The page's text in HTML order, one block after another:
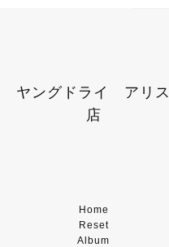
ヤングドライ アリス
店
Home
Reset
Album